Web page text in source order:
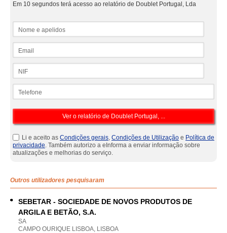
Em 10 segundos terá acesso ao relatório de Doublet Portugal, Lda
Li e aceito as Condições gerais, Condições de Utilização e Política de
privacidade. Também autorizo a eInforma a enviar informação sobre
atualizações e melhorias do serviço.
Outros utilizadores pesquisaram
SEBETAR - SOCIEDADE DE NOVOS PRODUTOS DE
ARGILA E BETÃO, S.A.
SA
CAMPO OURIQUE LISBOA, LISBOA